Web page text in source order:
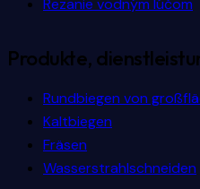
Produkte,
Rundbiegen von
Kaltbiegen
Fräsen
Wasserstrahlschneiden